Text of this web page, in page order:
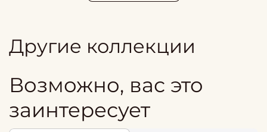
Другие коллекции
Возможно, вас это
заинтересует